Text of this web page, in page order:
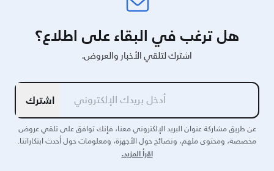
هل ترغب في البقاء على اطلاع؟
اشترك لتلقي الأخبار والعروض.
اشترك
عن طريق مشاركة عنوان البريد الإلكتروني معنا، فإنك توافق على تلقي عروض
مخصصة، ومحتوى ملهم، ونصائح حول الأجهزة، ومعلومات حول أحدث ابتكاراتنا.
اقرأ المزيد.